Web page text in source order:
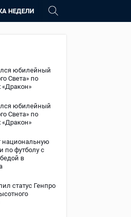
НЕДЕЛИ
юбилейный
Света» по
«Дракон»
юбилейный
Света» по
«Дракон»
национальную
по футболу с
в
статус Генпро